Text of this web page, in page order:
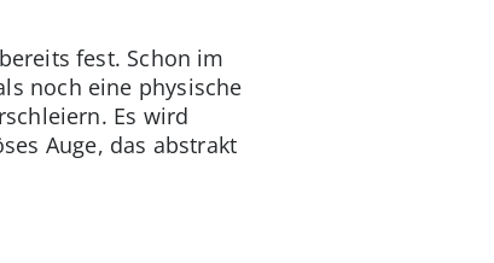
fest. Schon im
noch eine physische
Es wird
Auge, das abstrakt